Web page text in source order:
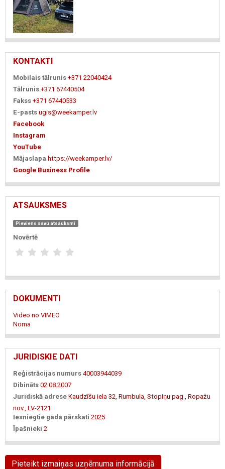
KONTAKTI
Mobilais tālrunis +371 22040424
Tālrunis +371 67440504
Fakss +371 67440533
E-pasts ugis@weekamper.lv
Facebook
Instagram
YouTube
Mājaslapa https://weekamper.lv/
Google Business Profile
ATSAUKSMES
Pievieno savu atsauksmi
Novērtē
DOKUMENTI
Video no VIMEO
Noma
JURIDISKIE DATI
Reģistrācijas numurs 40003944039
Dibināts 02.08.2007
Juridiskā adrese Kaudzīšu iela 32, Rumbula, Stopiņu pag., Ropažu
nov., LV-2121
Iesniegtie gada pārskati 2025
Īpašnieki 2
Pieteikt izmaiņas uzņēmuma informācijā